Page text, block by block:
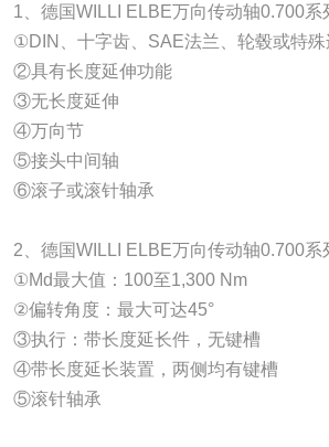
1、德国WILLI ELBE万向传动轴0.700系
①DIN、十字齿、SAE法兰、轮毂或特殊
②具有长度延伸功能
③无长度延伸
④万向节
⑤接头中间轴
⑥滚子或滚针轴承
2、德国WILLI ELBE万向传动轴0.700系
①Md最大值：100至1,300 Nm
②偏转角度：最大可达45°
③执行：带长度延长件，无键槽
④带长度延长装置，两侧均有键槽
⑤滚针轴承